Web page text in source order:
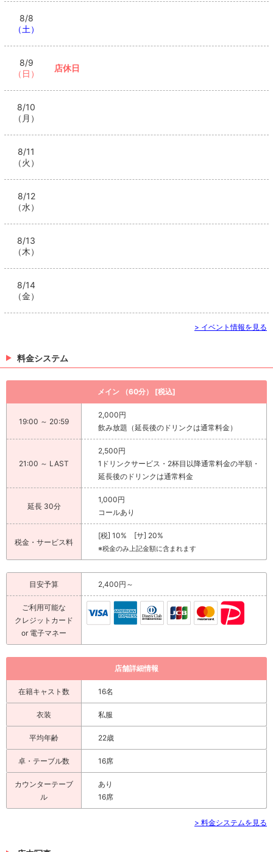
8/8
（土）
8/9
（日）
店休日
8/10
（月）
8/11
（火）
8/12
（水）
8/13
（木）
8/14
（金）
> イベント情報を見る
料金システム
メイン （60分） [税込]
19:00 ～ 20:59
2,000円
飲み放題（延長後のドリンクは通常料金）
21:00 ～ LAST
2,500円
1ドリンクサービス・2杯目以降通常料金の半額・
延長後のドリンクは通常料金
延長 30分
1,000円
コールあり
税金・サービス料
[税] 10% [サ] 20%
※税金のみ上記金額に含まれます
目安予算 2,400円～
ご利用可能な
クレジットカード
or 電子マネー
店舗詳細情報
在籍キャスト数 16名
衣装 私服
平均年齢 22歳
卓・テーブル数 16席
カウンターテーブ
ル
あり
16席
> 料金システムを見る